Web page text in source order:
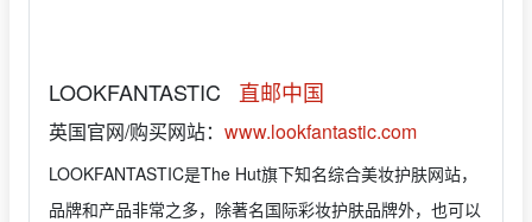
LOOKFANTASTIC 直邮中国
英国官网/购买网站： www.lookfantastic.com
LOOKFANTASTIC是The Hut旗下知名综合美妆护肤网站，
品牌和产品非常之多，除著名国际彩妆护肤品牌外，也可以